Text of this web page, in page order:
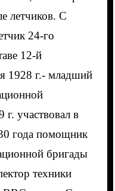
летчиков. С
24-го
12-й
1928 г.- младший
участвовал в
года помощник
бригады
техники